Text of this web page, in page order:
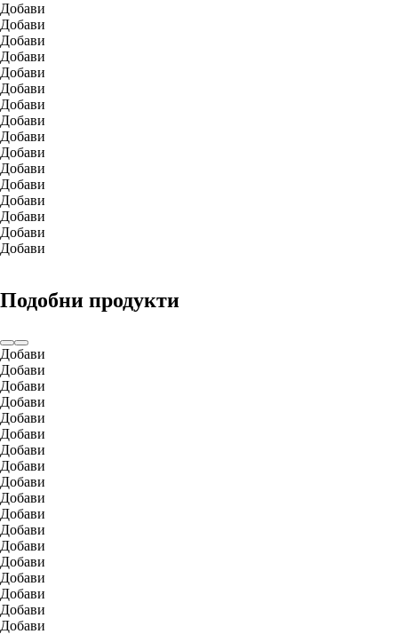
Добави
Добави
Добави
Добави
Добави
Добави
Добави
Добави
Добави
Добави
Добави
Добави
Добави
Добави
Добави
Добави
Подобни продукти
Добави
Добави
Добави
Добави
Добави
Добави
Добави
Добави
Добави
Добави
Добави
Добави
Добави
Добави
Добави
Добави
Добави
Добави